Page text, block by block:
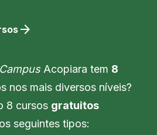
arrow_forward
CampusAcopiara tem 8
nos mais diversos níveis?
8 cursos gratuitos
seguintes tipos: